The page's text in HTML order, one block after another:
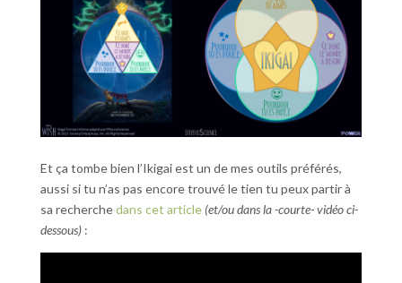
Et ça tombe bien l’Ikigai est un de mes outils préférés,
aussi si tu n’as pas encore trouvé le tien tu peux partir à
sa recherchedans cet article (et/ou dans la -courte- vidéo ci-
dessous):